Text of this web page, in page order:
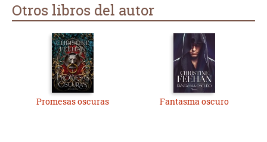
Otros libros del autor
Promesas oscuras Fantasma oscuro